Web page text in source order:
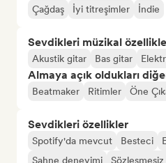
Çağdaş İyi titreşimler İndie
Sevdikleri müzikal
Akustik gitar Bas gitar
Almaya açık oldukları
Beatmaker Ritimler Öne
Sevdikleri özellikler
Spotify'da mevcut Besteci
Sahne deneyimi
Sözleşmesiz